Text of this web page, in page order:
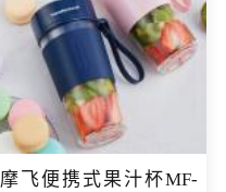
摩飞便携式果汁杯MF-